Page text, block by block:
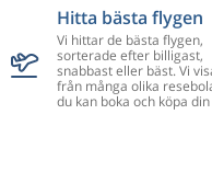
Hitta bästa flygen
Vi hittar de bästa flygen,
sorterade efter billigast,
snabbast eller bäst. Vi
från många olika
du kan boka och köpa